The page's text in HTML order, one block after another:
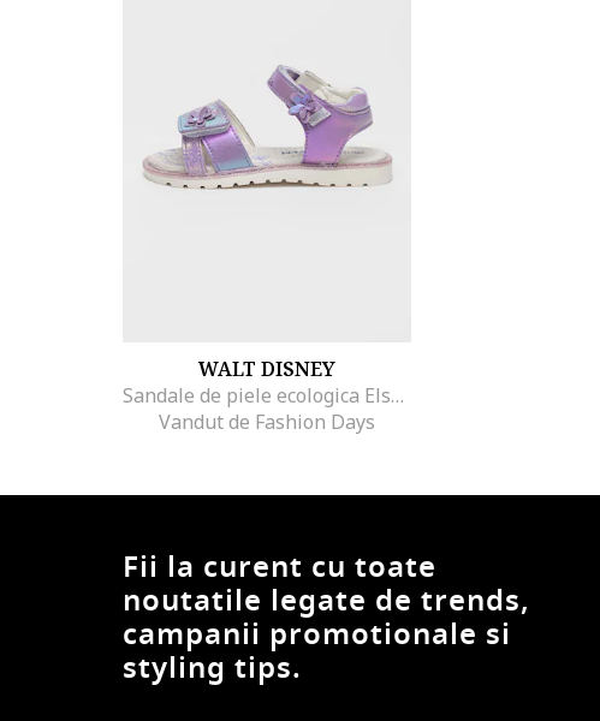
WALT DISNEY
Sandale de piele ecologica Elsa, Lila/Roz/Albastru
Vandut de Fashion Days
Fii la curent cu toate
noutatile legate de trends,
campanii promotionale si
styling tips.